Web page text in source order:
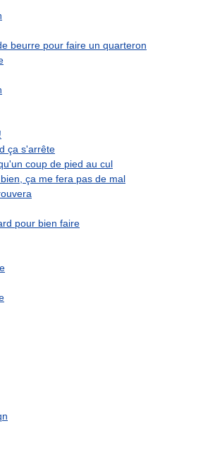
beurre pour faire un quarteron
ça s'arrête
coup de pied au cul
ça me fera pas de mal
pour bien faire